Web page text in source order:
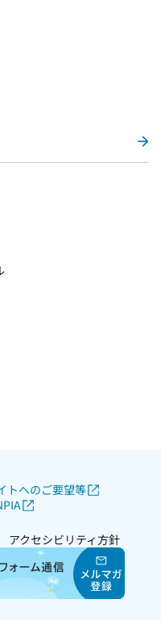
トへのご要望等
アクセシビリティ方針